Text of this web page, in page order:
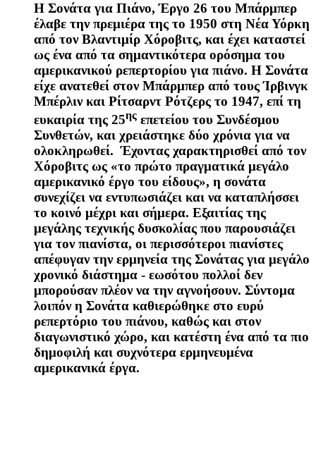
H Σονάτα για Πιάνο, Έργο 26 του Μπάρμπερ
έλαβε την πρεμιέρα της το 1950 στη Νέα Υόρκη
από τον Βλαντιμίρ Χόροβιτς, και έχει καταστεί
ως ένα από τα σημαντικότερα ορόσημα του
αμερικανικού ρεπερτορίου για πιάνο. Η Σονάτα
είχε ανατεθεί στον Μπάρμπερ από τους Ίρβινγκ
Μπέρλιν και Ρίτσαρντ Ρότζερς το 1947, επί τη
ευκαιρία της 25ης επετείου του Συνδέσμου
Συνθετών, και χρειάστηκε δύο χρόνια για να
ολοκληρωθεί. Έχοντας χαρακτηρισθεί από τον
Χόροβιτς ως «το πρώτο πραγματικά μεγάλο
αμερικανικό έργο του είδους», η σονάτα
συνεχίζει να εντυπωσιάζει και να καταπλήσσει
το κοινό μέχρι και σήμερα. Εξαιτίας της
μεγάλης τεχνικής δυσκολίας που παρουσιάζει
για τον πιανίστα, οι περισσότεροι πιανίστες
απέφυγαν την ερμηνεία της Σονάτας για μεγάλο
χρονικό διάστημα - εωσότου πολλοί δεν
μπορούσαν πλέον να την αγνοήσουν. Σύντομα
λοιπόν η Σονάτα καθιερώθηκε στο ευρύ
ρεπερτόριο του πιάνου, καθώς και στον
διαγωνιστικό χώρο, και κατέστη ένα από τα πιο
δημοφιλή και συχνότερα ερμηνευμένα
αμερικανικά έργα.